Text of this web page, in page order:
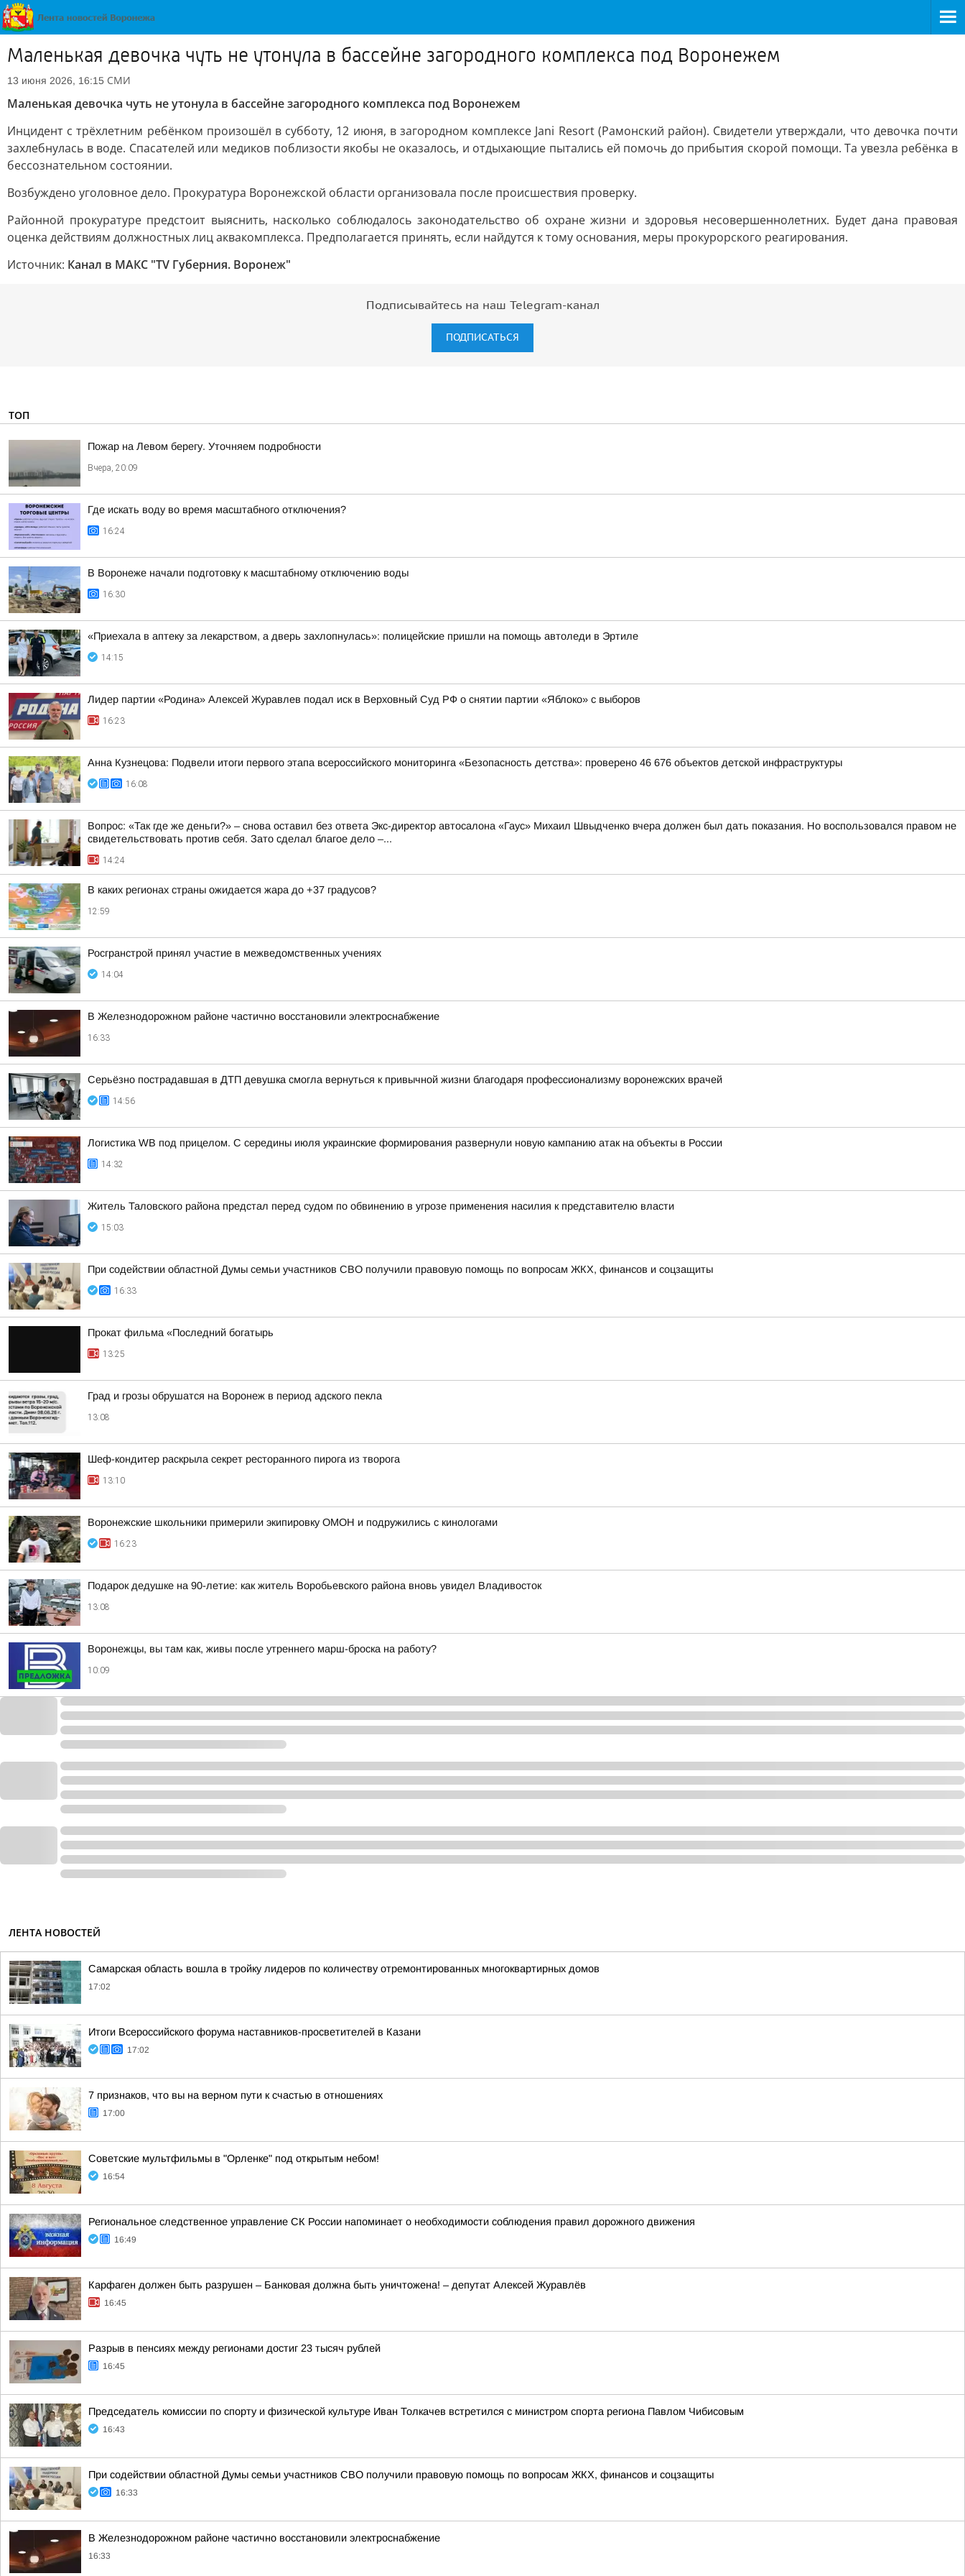
Маленькая девочка чуть не утонула в бассейне загородного комплекса под Воронежем
13 июня 2026, 16:15 СМИ
Маленькая девочка чуть не утонула в бассейне загородного комплекса под Воронежем
Инцидент с трёхлетним ребёнком произошёл в субботу, 12 июня, в загородном комплексе Jani Resort (Рамонский район). Свидетели утверждали, что девочка почти
захлебнулась в воде. Спасателей или медиков поблизости якобы не оказалось, и отдыхающие пытались ей помочь до прибытия скорой помощи. Та увезла ребёнка в
бессознательном состоянии.
Возбуждено уголовное дело. Прокуратура Воронежской области организовала после происшествия проверку.
Районной прокуратуре предстоит выяснить, насколько соблюдалось законодательство об охране жизни и здоровья несовершеннолетних. Будет дана правовая
оценка действиям должностных лиц аквакомплекса. Предполагается принять, если найдутся к тому основания, меры прокурорского реагирования.
Источник: Канал в МАКС "TV Губерния. Воронеж"
Подписывайтесь на наш Telegram-канал
ПОДПИСАТЬСЯ
ТОП
Пожар на Левом берегу. Уточняем подробности
Вчера, 20:09
Где искать воду во время масштабного отключения?
16:24
В Воронеже начали подготовку к масштабному отключению воды
16:30
«Приехала в аптеку за лекарством, а дверь захлопнулась»: полицейские пришли на помощь автоледи в Эртиле
14:15
Лидер партии «Родина» Алексей Журавлев подал иск в Верховный Суд РФ о снятии партии «Яблоко» с выборов
16:23
Анна Кузнецова: Подвели итоги первого этапа всероссийского мониторинга «Безопасность детства»: проверено 46 676 объектов детской инфраструктуры
16:08
Вопрос: «Так где же деньги?» – снова оставил без ответа Экс-директор автосалона «Гаус» Михаил Швыдченко вчера должен был дать показания. Но воспользовался правом не
свидетельствовать против себя. Зато сделал благое дело –...
14:24
В каких регионах страны ожидается жара до +37 градусов?
12:59
Росгранстрой принял участие в межведомственных учениях
14:04
В Железнодорожном районе частично восстановили электроснабжение
16:33
Серьёзно пострадавшая в ДТП девушка смогла вернуться к привычной жизни благодаря профессионализму воронежских врачей
14:56
Логистика WB под прицелом. С середины июля украинские формирования развернули новую кампанию атак на объекты в России
14:32
Житель Таловского района предстал перед судом по обвинению в угрозе применения насилия к представителю власти
15:03
При содействии областной Думы семьи участников СВО получили правовую помощь по вопросам ЖКХ, финансов и соцзащиты
16:33
Прокат фильма «Последний богатырь
13:25
Град и грозы обрушатся на Воронеж в период адского пекла
13:08
Шеф-кондитер раскрыла секрет ресторанного пирога из творога
13:10
Воронежские школьники примерили экипировку ОМОН и подружились с кинологами
16:23
Подарок дедушке на 90-летие: как житель Воробьевского района вновь увидел Владивосток
13:08
Воронежцы, вы там как, живы после утреннего марш-броска на работу?
10:09
ЛЕНТА НОВОСТЕЙ
Самарская область вошла в тройку лидеров по количеству отремонтированных многоквартирных домов
17:02
Итоги Всероссийского форума наставников-просветителей в Казани
17:02
7 признаков, что вы на верном пути к счастью в отношениях
17:00
Советские мультфильмы в "Орленке" под открытым небом!
16:54
Региональное следственное управление СК России напоминает о необходимости соблюдения правил дорожного движения
16:49
Карфаген должен быть разрушен – Банковая должна быть уничтожена! – депутат Алексей Журавлёв
16:45
Разрыв в пенсиях между регионами достиг 23 тысяч рублей
16:45
Председатель комиссии по спорту и физической культуре Иван Толкачев встретился с министром спорта региона Павлом Чибисовым
16:43
При содействии областной Думы семьи участников СВО получили правовую помощь по вопросам ЖКХ, финансов и соцзащиты
16:33
В Железнодорожном районе частично восстановили электроснабжение
16:33